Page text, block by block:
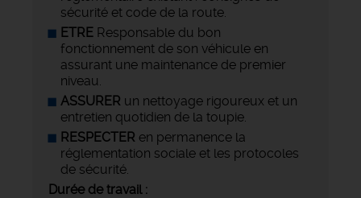
sécurité et code de la route.
ETRE Responsable du bon
fonctionnement de son véhicule en
assurant une maintenance de premier
niveau.
ASSURER un nettoyage rigoureux et un
entretien quotidien de la toupie.
RESPECTER en permanence la
réglementation sociale et les protocoles
de sécurité.
Durée de travail :